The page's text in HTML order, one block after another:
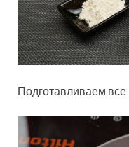
Подготавливаем